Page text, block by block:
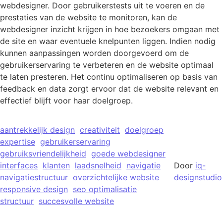
webdesigner. Door gebruikerstests uit te voeren en de
prestaties van de website te monitoren, kan de
webdesigner inzicht krijgen in hoe bezoekers omgaan met
de site en waar eventuele knelpunten liggen. Indien nodig
kunnen aanpassingen worden doorgevoerd om de
gebruikerservaring te verbeteren en de website optimaal
te laten presteren. Het continu optimaliseren op basis van
feedback en data zorgt ervoor dat de website relevant en
effectief blijft voor haar doelgroep.
aantrekkelijk design creativiteit doelgroep
expertise gebruikerservaring
gebruiksvriendelijkheid goede webdesigner
interfaces klanten laadsnelheid navigatie
navigatiestructuur overzichtelijke website
responsive design seo optimalisatie
structuur succesvolle website
Door iq-
designstudio